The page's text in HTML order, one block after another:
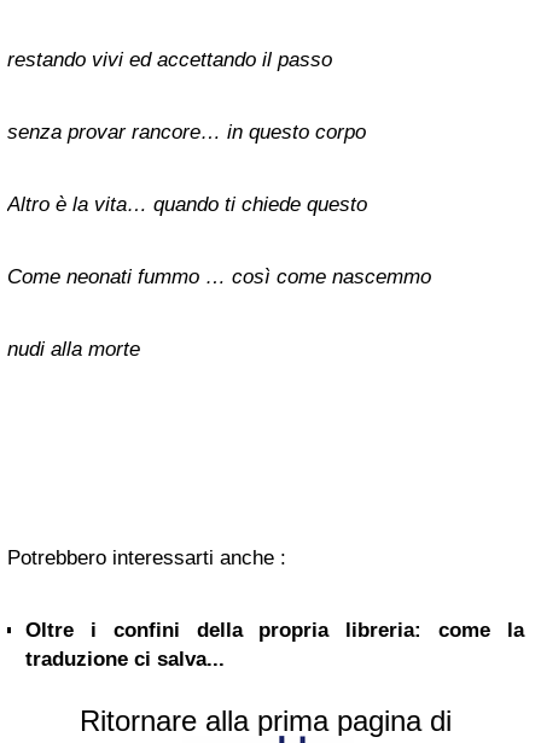
restando vivi ed accettando il passo
senza provar rancore… in questo corpo
Altro è la vita… quando ti chiede questo
Come neonati fummo … così come nascemmo
nudi alla morte
Potrebbero interessarti anche :
Oltre i confini della propria libreria: come la
traduzione ci salva...
Ritornare alla prima pagina di